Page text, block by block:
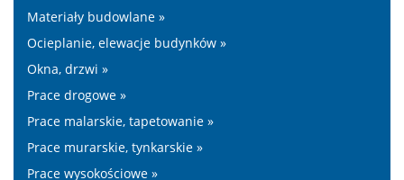
Materiały budowlane »
Ocieplanie, elewacje budynków »
Okna, drzwi »
Prace drogowe »
Prace malarskie, tapetowanie »
Prace murarskie, tynkarskie »
Prace wysokościowe »